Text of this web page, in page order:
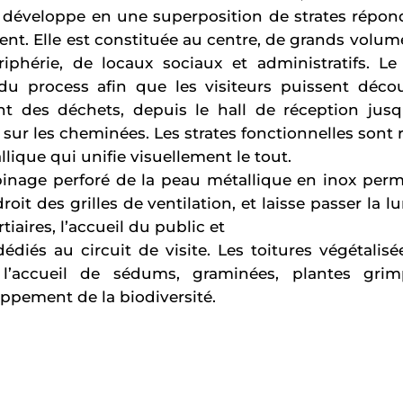
en une superposition de strates
Elle est constituée au centre, de grands
de locaux sociaux et administratifs.
process afin que les visiteurs puissent
des déchets, depuis le hall de réception
les cheminées. Les strates fonctionnelles sont
qui unifie visuellement le tout.
perforé de la peau métallique en inox
des grilles de ventilation, et laisse passer la
l’accueil du public et
au circuit de visite. Les toitures
de sédums, graminées, plantes
de la biodiversité.